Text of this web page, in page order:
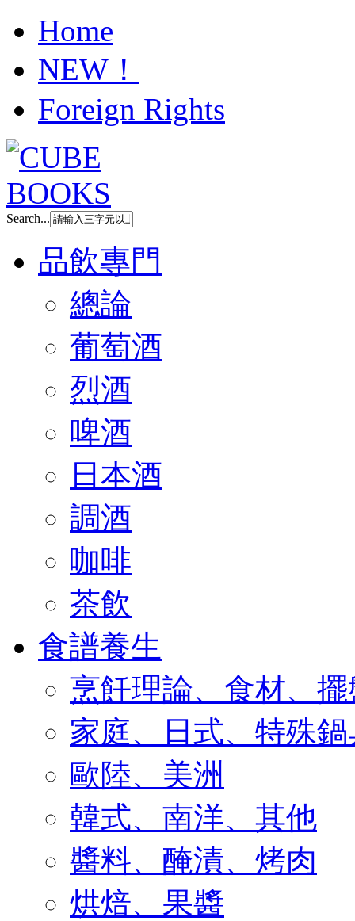
Home
NEW！
Foreign Rights
Search...
品飲專門
總論
葡萄酒
烈酒
啤酒
日本酒
調酒
咖啡
茶飲
食譜養生
烹飪理論、食材、擺
家庭、日式、特殊鍋
歐陸、美洲
韓式、南洋、其他
醬料、醃漬、烤肉
烘焙、果醬